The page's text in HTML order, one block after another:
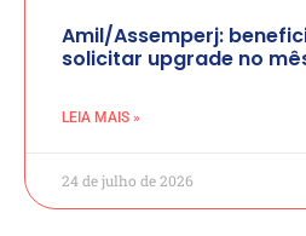
Amil/Assemperj:
solicitar upgrade no
LEIA MAIS »
24 de julho de 2026